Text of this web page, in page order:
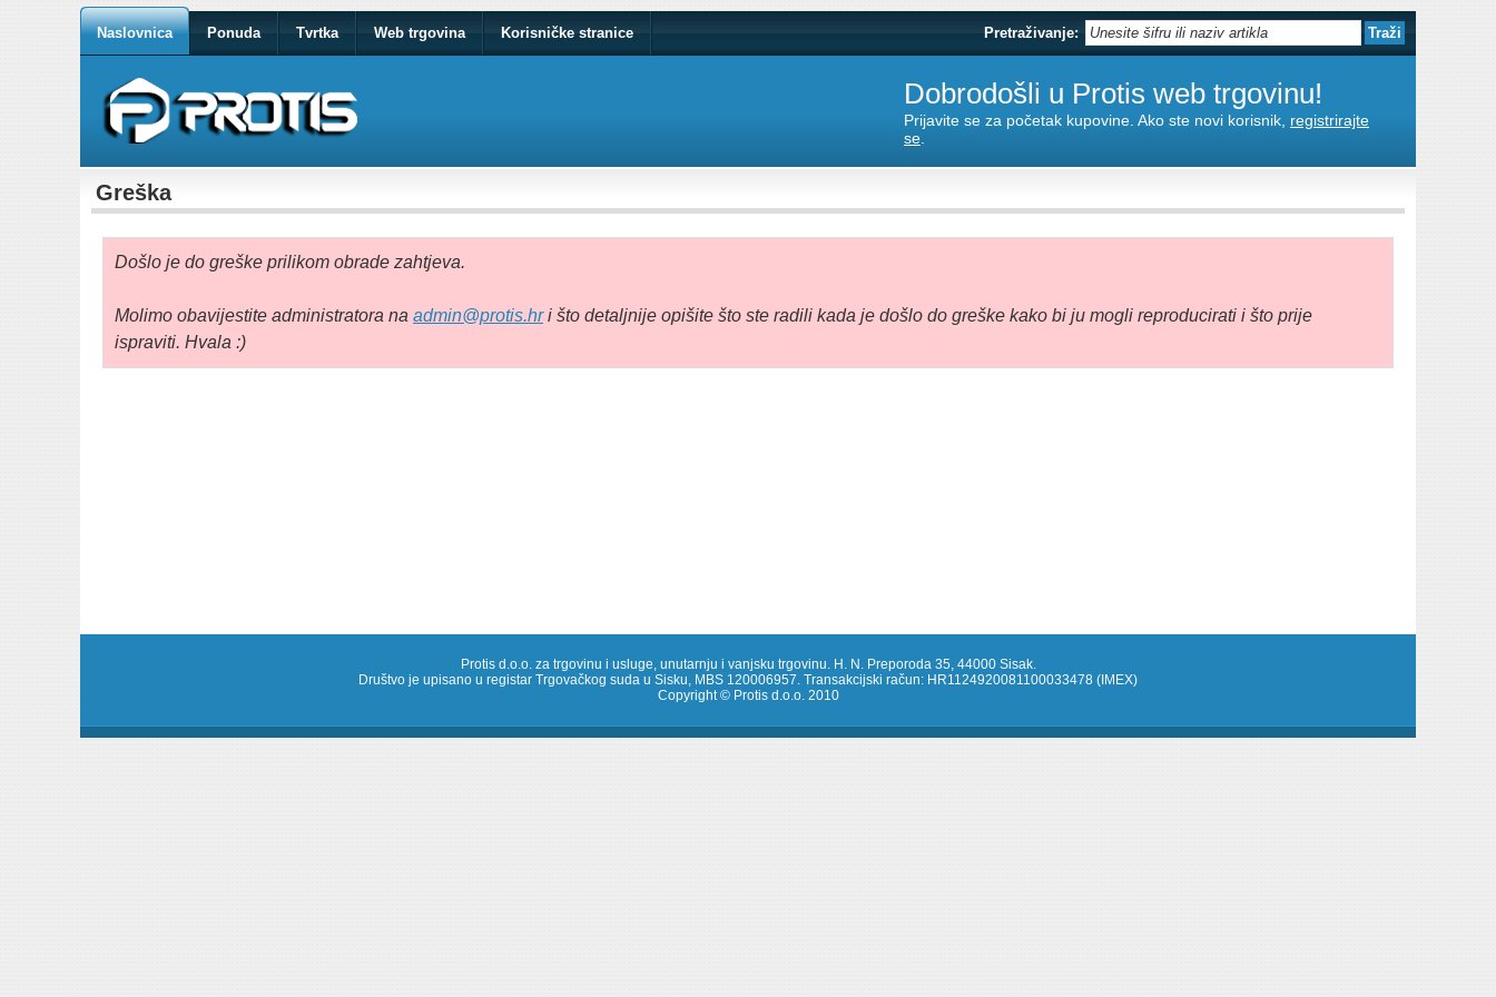
Naslovnica Ponuda Tvrtka Web trgovina Korisničke stranice Pretraživanje:
Dobrodošli u Protis web trgovinu!
Prijavite se za početak kupovine. Ako ste novi korisnik, registrirajte
se
Greška
Došlo je do greške prilikom obrade zahtjeva.
Molimo obavijestite administratora na admin@protis.hri što detaljnije opišite što ste radili kada je došlo do greške kako bi ju mogli reproducirati i što prije
ispraviti. Hvala :)
Protis d.o.o. za trgovinu i usluge, unutarnju i vanjsku trgovinu. H. N. Preporoda 35, 44000 Sisak.
Društvo je upisano u registar Trgovačkog suda u Sisku, MBS 120006957. Transakcijski račun: HR1124920081100033478 (IMEX)
Copyright © Protis d.o.o. 2010